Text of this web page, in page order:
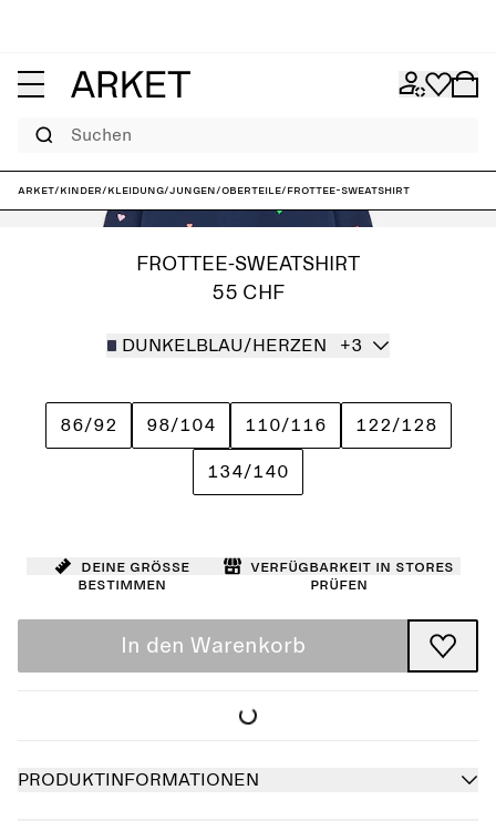
Suchen
ARKET/Kinder/Kleidung/Jungen/Oberteile/Frottee-Sweatshirt
FROTTEE-SWEATSHIRT
55 CHF
DUNKELBLAU/HERZEN +3
86/92 98/104 110/116 122/128
134/140
Deine Größe
bestimmen
Verfügbarkeit in Stores
prüfen
In den Warenkorb
PRODUKTINFORMATIONEN